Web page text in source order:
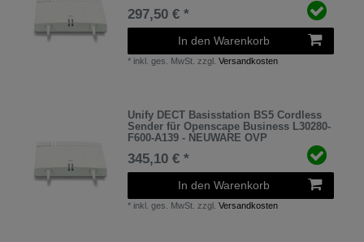
297,50 € *
In den Warenkorb
* inkl. ges. MwSt. zzgl.Versandkosten
Unify DECT Basisstation BS5 Cordless
Sender für Openscape Business L30280-
F600-A139 - NEUWARE OVP
345,10 € *
In den Warenkorb
* inkl. ges. MwSt. zzgl.Versandkosten